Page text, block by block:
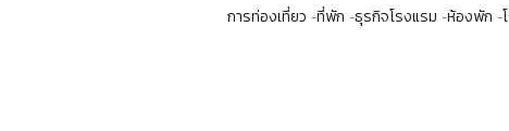
การท่องเที่ยว ที่พัก ธุรกิจโรงแรม ห้องพัก